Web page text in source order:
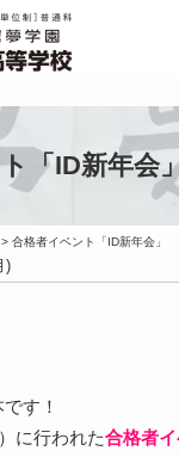
「ID新年会
>合格者イベント「ID新年会」
)
す！
に行われた合格者イ